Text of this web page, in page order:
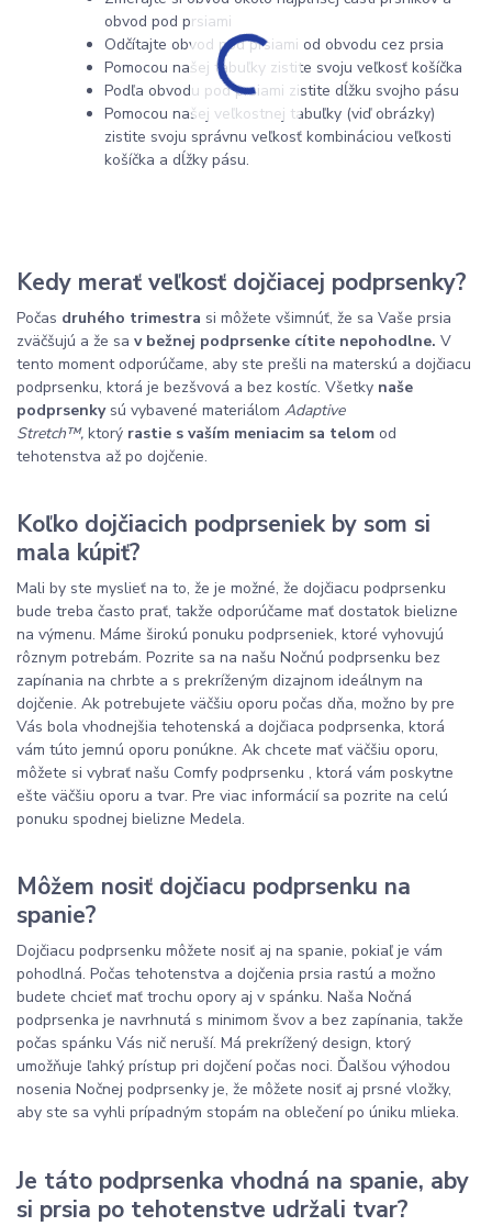
obvod pod prsiami
Odčítajte obvod pod prsiami od obvodu cez prsia
Pomocou našej tabuľky zistite svoju veľkosť košíčka
Podľa obvodu pod prsiami zistite dĺžku svojho pásu
Pomocou našej veľkostnej tabuľky (viď obrázky)
zistite svoju správnu veľkosť kombináciou veľkosti
košíčka a dĺžky pásu.
Kedy merať veľkosť dojčiacej podprsenky?
Počas druhého trimestra si môžete všimnúť, že sa Vaše prsia
zväčšujú a že sa v bežnej podprsenke cítite nepohodlne. V
tento moment odporúčame, aby ste prešli na materskú a dojčiacu
podprsenku, ktorá je bezšvová a bez kostíc. Všetky naše
podprsenkysú vybavené materiálom Adaptive
Stretch™, ktorý rastie s vaším meniacim sa telom od
tehotenstva až po dojčenie.
Koľko dojčiacich podprseniek by som si
mala kúpiť?
Mali by ste myslieť na to, že je možné, že dojčiacu podprsenku
bude treba často prať, takže odporúčame mať dostatok bielizne
na výmenu. Máme širokú ponuku podprseniek, ktoré vyhovujú
rôznym potrebám. Pozrite sa na našu Nočnú podprsenku bez
zapínania na chrbte a s prekríženým dizajnom ideálnym na
dojčenie. Ak potrebujete väčšiu oporu počas dňa, možno by pre
Vás bola vhodnejšia tehotenská a dojčiaca podprsenka, ktorá
vám túto jemnú oporu ponúkne. Ak chcete mať väčšiu oporu,
môžete si vybrať našu Comfy podprsenku , ktorá vám poskytne
ešte väčšiu oporu a tvar. Pre viac informácií sa pozrite na celú
ponuku spodnej bielizne Medela.
Môžem nosiť dojčiacu podprsenku na
spanie?
Dojčiacu podprsenku môžete nosiť aj na spanie, pokiaľ je vám
pohodlná. Počas tehotenstva a dojčenia prsia rastú a možno
budete chcieť mať trochu opory aj v spánku. Naša Nočná
podprsenka je navrhnutá s minimom švov a bez zapínania, takže
počas spánku Vás nič neruší. Má prekrížený design, ktorý
umožňuje ľahký prístup pri dojčení počas noci. Ďalšou výhodou
nosenia Nočnej podprsenky je, že môžete nosiť aj prsné vložky,
aby ste sa vyhli prípadným stopám na oblečení po úniku mlieka.
Je táto podprsenka vhodná na spanie, aby
si prsia po tehotenstve udržali tvar?